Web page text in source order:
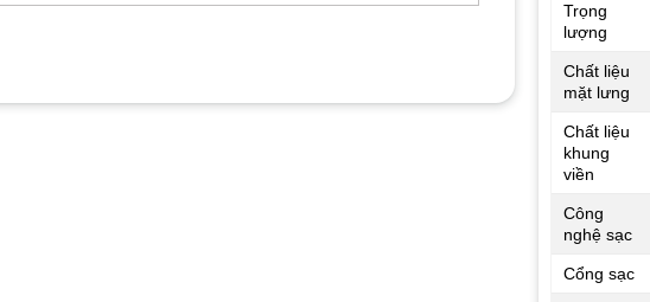
Trọng
lượng
Chất liệu
mặt lưng
Chất liệu
khung
viền
Công
nghệ sạc
Cổng sạc